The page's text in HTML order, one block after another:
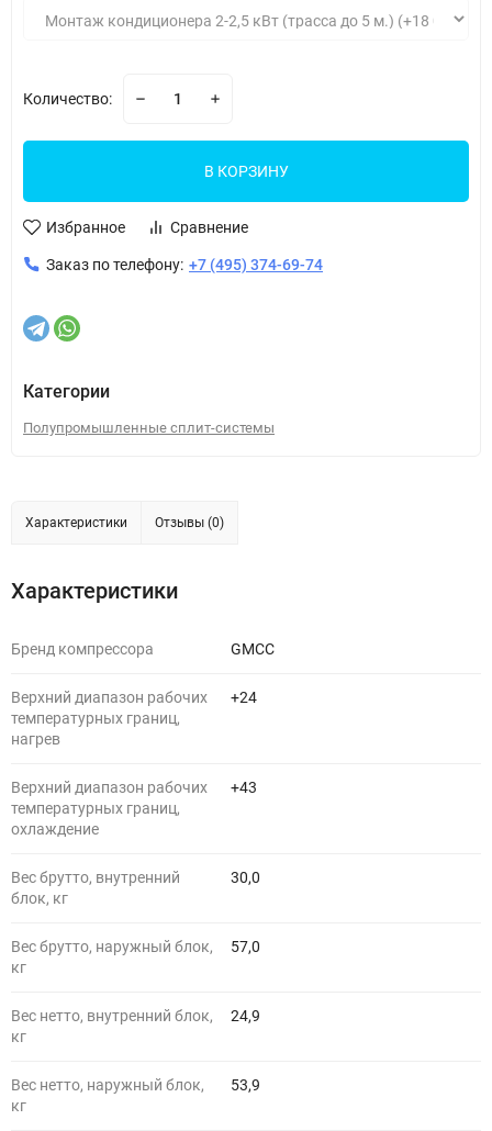
Количество:
В КОРЗИНУ
Избранное Сравнение
Заказ по телефону: +7 (495) 374-69-74
Категории
Полупромышленные сплит-системы
Характеристики Отзывы (0)
Характеристики
Бренд компрессора GMCC
Верхний диапазон рабочих
температурных границ,
нагрев
+24
Верхний диапазон рабочих
температурных границ,
охлаждение
+43
Вес брутто, внутренний
блок, кг
30,0
Вес брутто, наружный блок,
кг
57,0
Вес нетто, внутренний блок,
кг
24,9
Вес нетто, наружный блок,
кг
53,9